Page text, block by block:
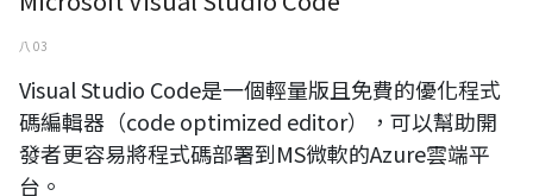
八 03
Visual Studio Code是一個輕量版且免費的優化程式
碼編輯器（code optimized editor），可以幫助開
發者更容易將程式碼部署到MS微軟的Azure雲端平
台。